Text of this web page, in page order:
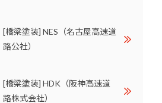
[橋梁塗装] NES（名古屋高速道
路公社）
[橋梁塗装] HDK（阪神高速道
路株式会社）